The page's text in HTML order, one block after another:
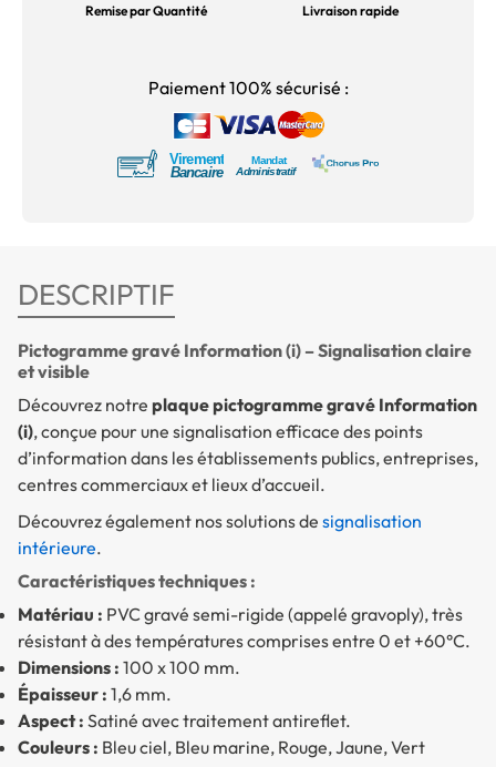
Remise par Quantité Livraison rapide
Paiement 100% sécurisé :
DESCRIPTIF
Pictogramme gravé Information (i) – Signalisation claire
et visible
Découvrez notre plaque pictogramme gravé Information
(i), conçue pour une signalisation efficace des points
d’information dans les établissements publics, entreprises,
centres commerciaux et lieux d’accueil.
Découvrez également nos solutions de signalisation
intérieure.
Caractéristiques techniques :
Matériau : PVC gravé semi-rigide (appelé gravoply), très
résistant à des températures comprises entre 0 et +60°C.
Dimensions : 100 x 100 mm.
Épaisseur : 1,6 mm.
Aspect : Satiné avec traitement antireflet.
Couleurs : Bleu ciel, Bleu marine, Rouge, Jaune, Vert